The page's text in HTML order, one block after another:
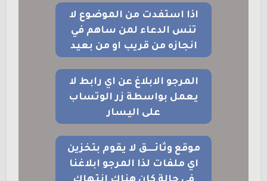
اذا استفدت من الموضوع لا
تنس الدعاء لمن ساهم في
انجازه من قريب او من بعيد
المرجو الابلاغ عن اي رابط لا
يعمل بواسطة زر الوتساب
على اليسار
موقع وثائــــق لا يقوم بتخزين
اي ملفات لذا المرجو ابلاغنا